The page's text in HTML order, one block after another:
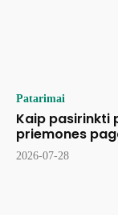
Patarimai
Kaip pasirinkti
priemones
2026-07-28